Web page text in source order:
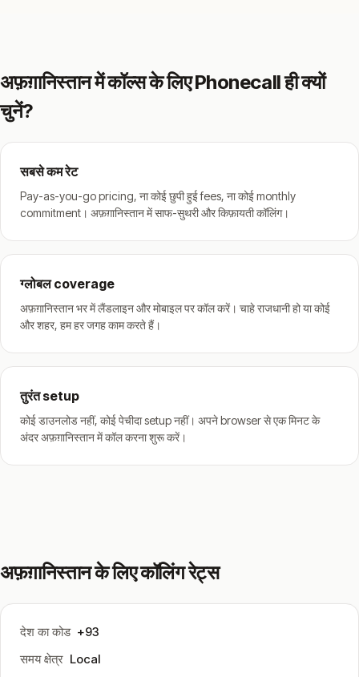
अफ़ग़ानिस्तान में कॉल्स के लिए Phonecall ही क्यों
चुनें?
सबसे कम रेट
Pay-as-you-go pricing, ना कोई छुपी हुई fees, ना कोई monthly
commitment। अफ़ग़ानिस्तान में साफ-सुथरी और किफ़ायती कॉलिंग।
ग्लोबल coverage
अफ़ग़ानिस्तान भर में लैंडलाइन और मोबाइल पर कॉल करें। चाहे राजधानी हो या कोई
और शहर, हम हर जगह काम करते हैं।
तुरंत setup
कोई डाउनलोड नहीं, कोई पेचीदा setup नहीं। अपने browser से एक मिनट के
अंदर अफ़ग़ानिस्तान में कॉल करना शुरू करें।
अफ़ग़ानिस्तान के लिए कॉलिंग रेट्स
देश का कोड +93
समय क्षेत्र Local